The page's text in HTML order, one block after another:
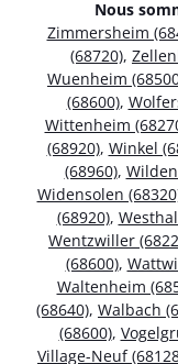
Nous
Zimmersheim
(68720),
Wuenheim
(68600),
Wittenheim
(68920), Winkel
(68960),
Widensolen
(68920),
Wentzwiller
(68600),
Waltenheim
(68640), Walbach
(68600),
Village-Neuf